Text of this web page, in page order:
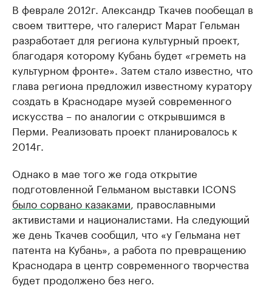
В феврале 2012г. Александр Ткачев пообещал в
своем твиттере, что галерист Марат Гельман
разработает для региона культурный проект,
благодаря которому Кубань будет «греметь на
культурном фронте». Затем стало известно, что
глава региона предложил известному куратору
создать в Краснодаре музей современного
искусства – по аналогии с открывшимся в
Перми. Реализовать проект планировалось к
2014г.
Однако в мае того же года открытие
подготовленной Гельманом выставки ICONS
было сорвано казаками , православными
активистами и националистами. На следующий
же день Ткачев сообщил, что «у Гельмана нет
патента на Кубань», а работа по превращению
Краснодара в центр современного творчества
будет продолжено без него.